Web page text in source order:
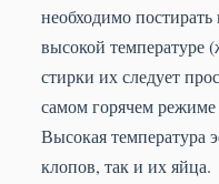
необходимо
высокой температуре
стирки их следует
самом горячем
Высокая температура
клопов, так и их яйца.